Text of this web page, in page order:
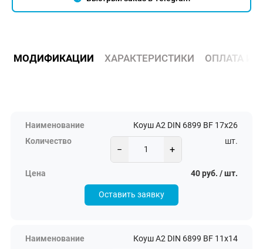
МОДИФИКАЦИИ ХАРАКТЕРИСТИКИ ОПЛАТА И
Коуш А2 DIN 6899 BF 17х26
− +
шт.
40 руб. / шт.
Оставить заявку
Коуш А2 DIN 6899 BF 11х14